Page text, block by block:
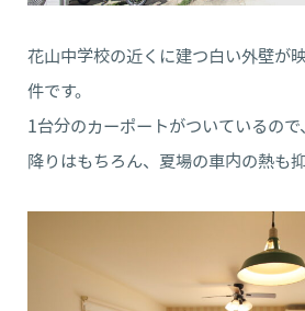
花山中学校の近くに建つ白い外壁が
件です。
1台分のカーポートがついているので
降りはもちろん、夏場の車内の熱も抑